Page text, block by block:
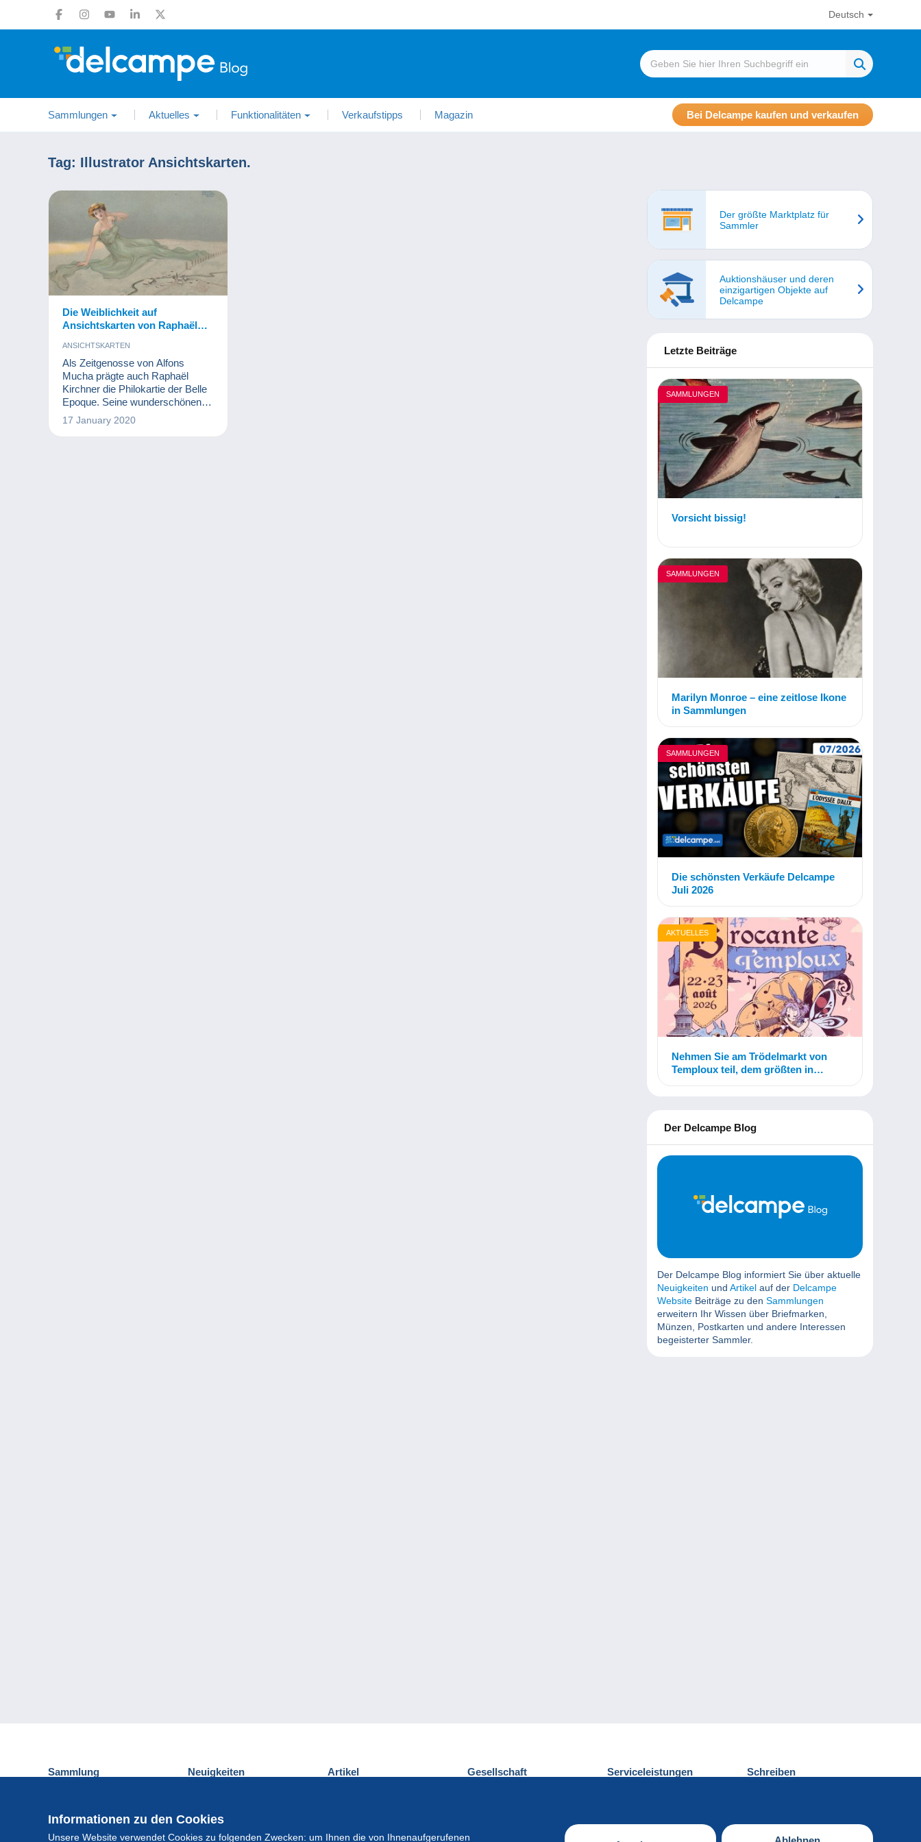
Deutsch
Sammlungen Aktuelles Funktionalitäten Verkaufstipps Magazin Bei Delcampe kaufen und verkaufen
Tag: Illustrator Ansichtskarten.
Die Weiblichkeit auf
Ansichtskarten von Raphaël
ANSICHTSKARTEN
Als Zeitgenosse von Alfons
Mucha prägte auch Raphaël
Kirchner die Philokartie der Belle
Epoque. Seine wunderschönen
Frauen erfreuen sich bei
Sammlern auch heute noch
17 January 2020
Der größte Marktplatz für
Sammler
Auktionshäuser und deren
einzigartigen Objekte auf
Delcampe
Letzte Beiträge
SAMMLUNGEN
Vorsicht bissig!
SAMMLUNGEN
Marilyn Monroe – eine zeitlose Ikone
in Sammlungen
SAMMLUNGEN
Die schönsten Verkäufe Delcampe
Juli 2026
AKTUELLES
Nehmen Sie am Trödelmarkt von
Temploux teil, dem größten in
Der Delcampe Blog
Der Delcampe Blog informiert Sie über aktuelle
Neuigkeiten und Artikel auf der Delcampe
Website Beiträge zu den Sammlungen
erweitern Ihr Wissen über Briefmarken,
Münzen, Postkarten und andere Interessen
begeisterter Sammler.
Informationen zu den Cookies
Unsere Website verwendet Cookies zu folgenden Zwecken: um Ihnen die von Ihnenaufgerufenen
Sammlung
Münzen und Banknoten
Neuigkeiten Artikel Gesellschaft Serviceleistungen Schreiben